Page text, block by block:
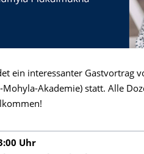
ein interessanter Gastvortrag
Mohyla-Akademie) statt. Alle
Uhr